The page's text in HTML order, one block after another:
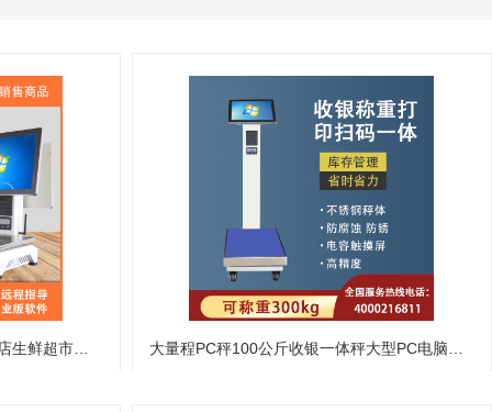
收银秤一体机单屏双屏水果 零食店生鲜超市收银智能秤 称重收银机 大量程PC秤100公斤收银一体秤大型PC电脑一体称